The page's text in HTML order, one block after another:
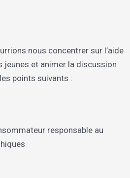
nous concentrer sur l’aide
jeunes et animer la discussion
points suivants :
responsable au